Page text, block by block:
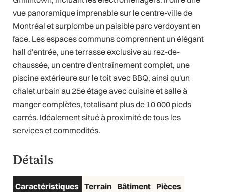
vue panoramique imprenable sur le centre-ville de
Montréal et surplombe un paisible parc verdoyant en
face. Les espaces communs comprennent un élégant
hall d'entrée, une terrasse exclusive au rez-de-
chaussée, un centre d'entraînement complet, une
piscine extérieure sur le toit avec BBQ, ainsi qu'un
chalet urbain au 25e étage avec cuisine et salle à
manger complètes, totalisant plus de 10 000 pieds
carrés. Idéalement situé à proximité de tous les
services et commodités.
Détails
Caractéristiques Terrain Bâtiment Pièces